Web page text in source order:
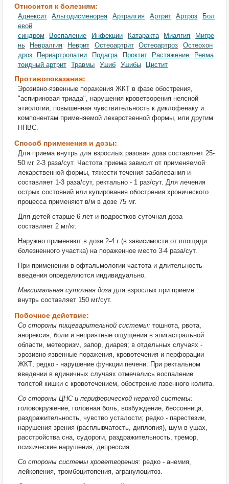
Относится к болезням:
Аднексит Альгодисменорея Артралгия Артрит Артроз
Бол
евой
синдром
Воспаление Инфекции Катаракта Миалгия
Мигре
нь
Невралгия Неврит Остеоартрит Остеоартроз
Остеохон
дроз
Периартропатии Подагра Проктит Растяжение
Ревма
тоидный артрит
Травмы Ушиб Ушибы Цистит
Противопоказания:
Эрозивно-язвенные поражения ЖКТ в фазе обострения,
"аспириновая триада", нарушения кроветворения неясной
этиологии, повышенная чувствительность к диклофенаку и
компонентам применяемой лекарственной формы, или другим
НПВС.
Способ применения и дозы:
Для приема внутрь для взрослых разовая доза составляет 25-
50 мг 2-3 раза/сут. Частота приема зависит от применяемой
лекарственной формы, тяжести течения заболевания и
составляет 1-3 раза/сут, ректально - 1 раз/сут. Для лечения
острых состояний или купирования обострения хронического
процесса применяют в/м в дозе 75 мг.
Для детей старше 6 лет и подростков суточная доза
составляет 2 мг/кг.
Наружно применяют в дозе 2-4 г (в зависимости от площади
болезненного участка) на пораженное место 3-4 раза/сут.
При применении в офтальмологии частота и длительность
введения определяются индивидуально.
Максимальная суточная дозадля взрослых при приеме
внутрь составляет 150 мг/сут.
Побочное действие:
Со стороны пищеварительной системы: тошнота, рвота,
анорексия, боли и неприятные ощущения в эпигастральной
области, метеоризм, запор, диарея; в отдельных случаях -
эрозивно-язвенные поражения, кровотечения и перфорации
ЖКТ; редко - нарушение функции печени. При ректальном
введении в единичных случаях отмечались воспаление
толстой кишки с кровотечением, обострение язвенного колита.
Со стороны ЦНС и периферической нервной системы:
головокружение, головная боль, возбуждение, бессонница,
раздражительность, чувство усталости; редко - парестезии,
нарушения зрения (расплывчатость, диплопия), шум в ушах,
расстройства сна, судороги, раздражительность, тремор,
психические нарушения, депрессия.
Со стороны системы кроветворения: редко - анемия,
лейкопения, тромбоцитопения, агранулоцитоз.